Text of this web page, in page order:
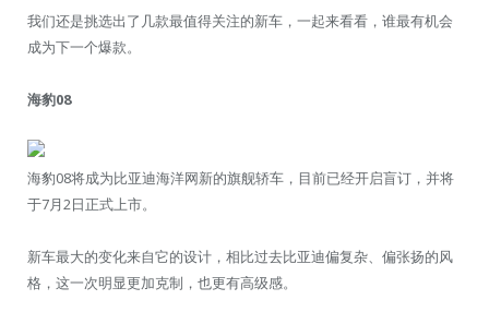
我们还是挑选出了几款最值得关注的新车，一起来看看，谁最有机会
成为下一个爆款。
海豹08
海豹08将成为比亚迪海洋网新的旗舰轿车，目前已经开启盲订，并将
于7月2日正式上市。
新车最大的变化来自它的设计，相比过去比亚迪偏复杂、偏张扬的风
格，这一次明显更加克制，也更有高级感。